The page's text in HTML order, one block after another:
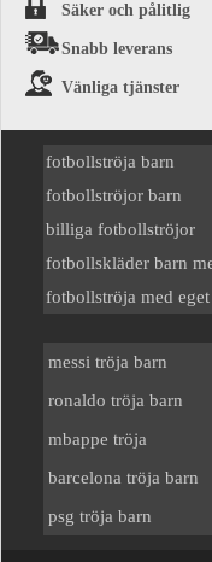
Säker och pålitlig
Snabb leverans
Vänliga tjänster
fotbollströja barn
fotbollströjor barn
billiga fotbollströjor
fotbollskläder barn
fotbollströja med
messi tröja barn
ronaldo tröja barn
mbappe tröja
barcelona tröja barn
psg tröja barn